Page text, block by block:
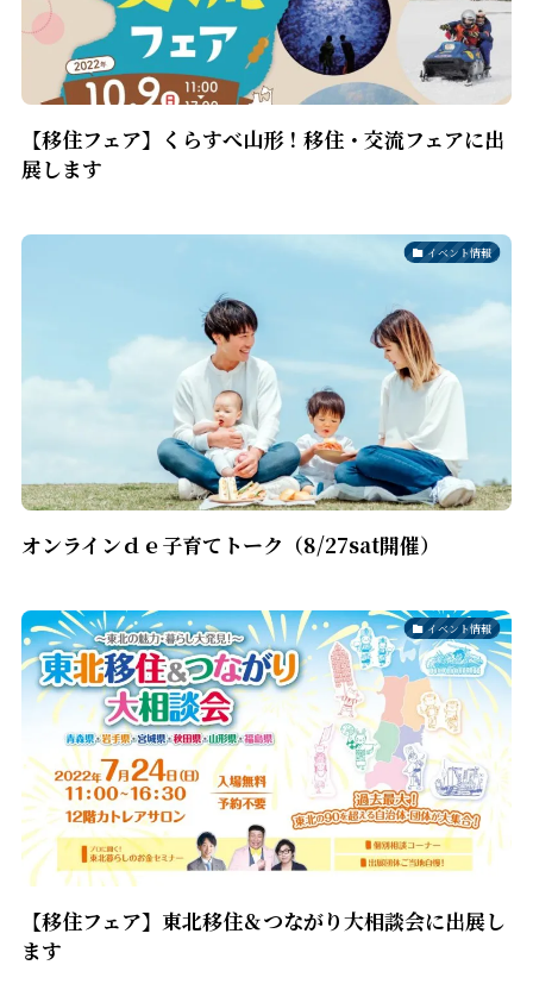
【移住フェア】くらすべ山形！移住・交流フェアに出
展します
イベント情報
オンラインｄｅ子育てトーク（8/27sat開催）
イベント情報
【移住フェア】東北移住＆つながり大相談会に出展し
ます